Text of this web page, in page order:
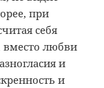
при
себя
любви
и
и